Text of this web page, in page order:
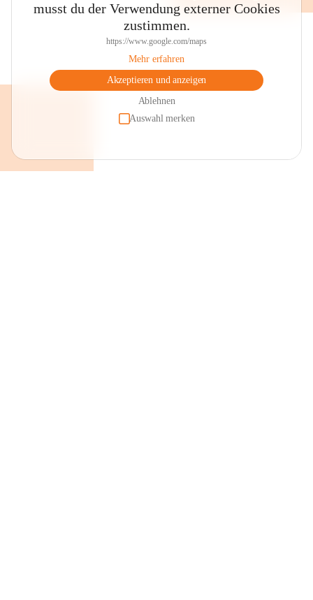
musst du der Verwendung externer Cookies
zustimmen.
https://www.google.com/maps
Mehr erfahren
Akzeptieren und anzeigen
Ablehnen
Auswahl merken